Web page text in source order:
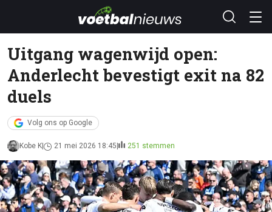
Uitgang wagenwijd open:
Anderlecht bevestigt exit na 82
duels
Volg ons op Google
Kobe K 21 mei 2026 18:45 251 stemmen